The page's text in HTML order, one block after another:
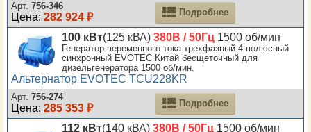
Арт. 756-346
Цена: 282 924 ₽ Подробнее
100 кВт(125 кВА) 380В / 50Гц 1500 об/мин
Генератор переменного тока трехфазный 4-полюсный
синхронный EVOTEC Китай бесщеточный для
дизельгенератора 1500 об/мин.
Альтернатор EVOTEC TCU228KR
Арт. 756-274
Цена: 285 353 ₽ Подробнее
112 кВт(140 кВА) 380В / 50Гц 1500 об/мин